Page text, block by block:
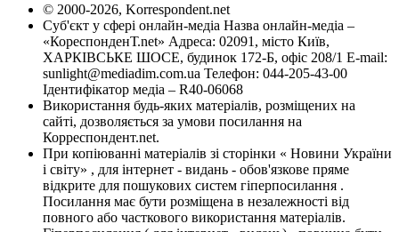
© 2000-2026, Korrespondent.net
Суб'єкт у сфері онлайн-медіа Назва онлайн-медіа –
«КореспонденТ.net» Адреса: 02091, місто Київ,
ХАРКІВСЬКЕ ШОСЕ, будинок 172-Б, офіс 208/1 E-mail:
sunlight@mediadim.com.ua Телефон: 044-205-43-00
Ідентифікатор медіа – R40-06068
Використання будь-яких матеріалів, розміщених на
сайті, дозволяється за умови посилання на
Корреспондент.net.
При копіюванні матеріалів зі сторінки « Новини України
і світу» , для інтернет - видань - обов'язкове пряме
відкрите для пошукових систем гіперпосилання .
Посилання має бути розміщена в незалежності від
повного або часткового використання матеріалів.